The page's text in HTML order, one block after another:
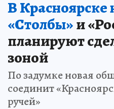
В Красноярске
«Столбы»и
планируют
зоной
По задумке новая
соединит
ручей»